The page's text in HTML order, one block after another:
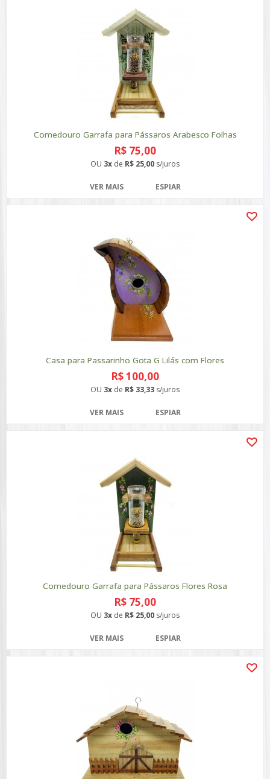
Comedouro Garrafa para Pássaros Arabesco Folhas
R$ 75,00
OU 3x de R$ 25,00 s/juros
VER MAIS ESPIAR
Casa para Passarinho Gota G Lilás com Flores
R$ 100,00
OU 3x de R$ 33,33 s/juros
VER MAIS ESPIAR
Comedouro Garrafa para Pássaros Flores Rosa
R$ 75,00
OU 3x de R$ 25,00 s/juros
VER MAIS ESPIAR